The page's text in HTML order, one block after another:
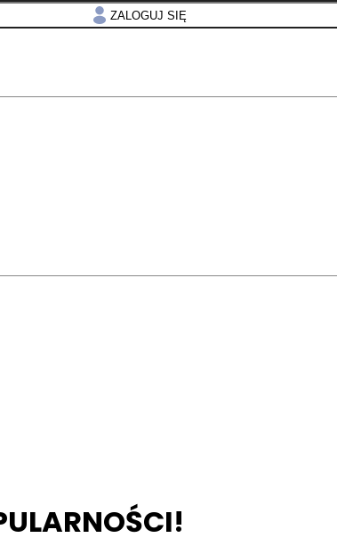
ZALOGUJ SIĘ